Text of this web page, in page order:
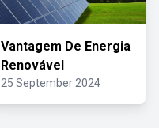
Vantagem De Energia
Renovável
25 September 2024